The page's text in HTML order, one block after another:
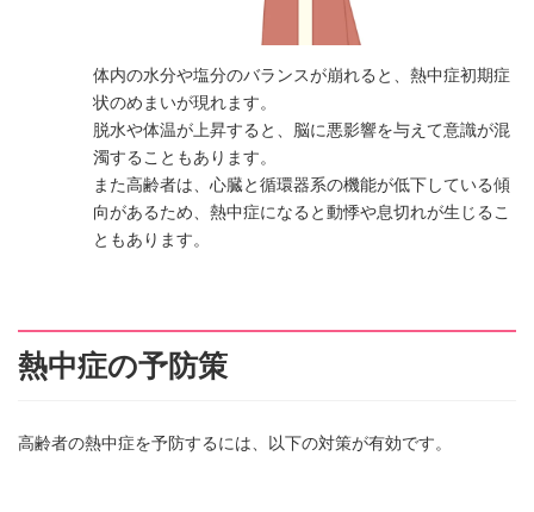
体内の水分や塩分のバランスが崩れると、熱中症初期症
状のめまいが現れます。
脱水や体温が上昇すると、脳に悪影響を与えて意識が混
濁することもあります。
また高齢者は、心臓と循環器系の機能が低下している傾
向があるため、熱中症になると動悸や息切れが生じるこ
ともあります。
熱中症の予防策
高齢者の熱中症を予防するには、以下の対策が有効です。